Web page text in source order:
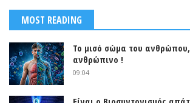
MOST READING
Το μισό σώμα του ανθρώπου,
ανθρώπινο !
09:04